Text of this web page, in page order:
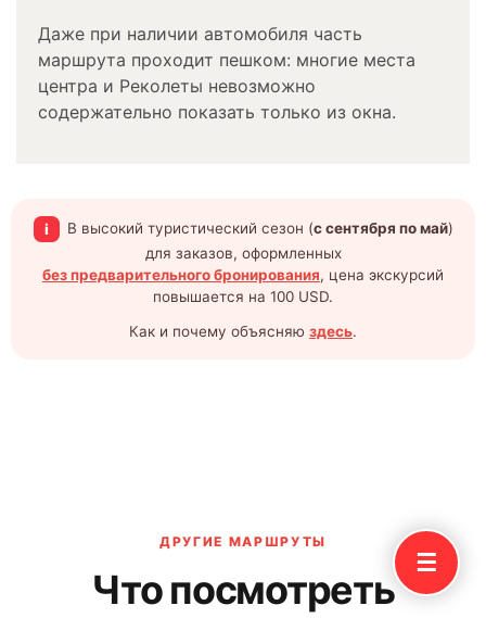
Даже при наличии автомобиля часть
маршрута проходит пешком: многие места
центра и Реколеты невозможно
содержательно показать только из окна.
i В высокий туристический сезон (с сентября по май)
для заказов, оформленных
без предварительного бронирования, цена экскурсий
повышается на 100 USD.
Как и почему объясняю здесь.
ДРУГИЕ МАРШРУТЫ
Что посмотреть
☰